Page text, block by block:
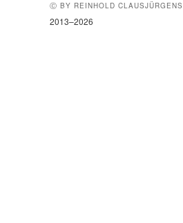
Ⓒ BY REINHOLD CLAUSJÜRGENS
2013–2026